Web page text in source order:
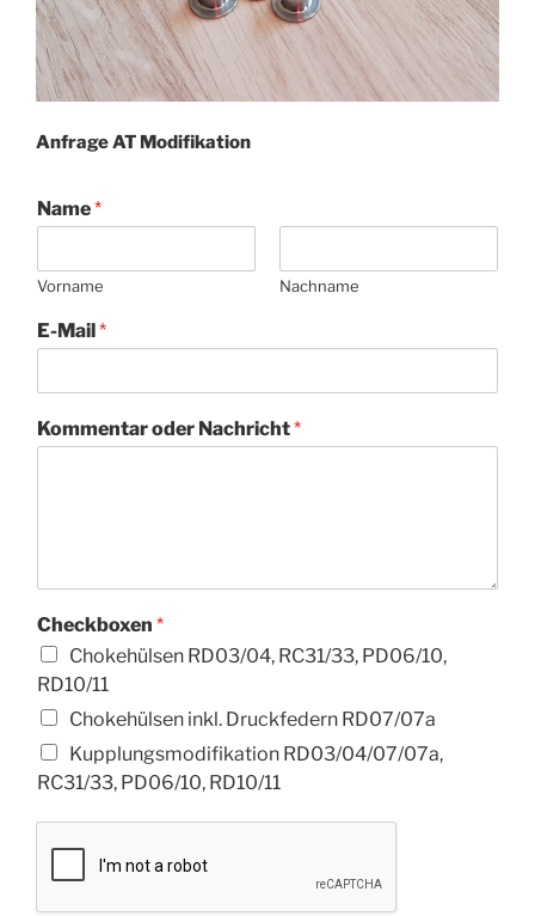
Anfrage AT Modifikation
Name*
Vorname Nachname
E-Mail *
Kommentar oder Nachricht*
Checkboxen *
Chokehülsen RD03/04, RC31/33, PD06/10,
RD10/11
Chokehülsen inkl. Druckfedern RD07/07a
Kupplungsmodifikation RD03/04/07/07a,
RC31/33, PD06/10, RD10/11